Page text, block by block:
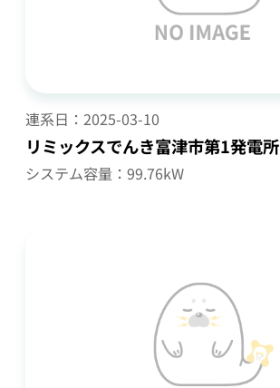
連系日： 2025-03-10
リミックスでんき富津市第1発電所
システム容量：99.76kW